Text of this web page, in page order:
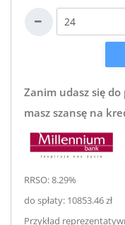
Zanim udasz się
masz szansę na
RRSO: 8.29%
do spłaty: 10853.46 zł
Przykład